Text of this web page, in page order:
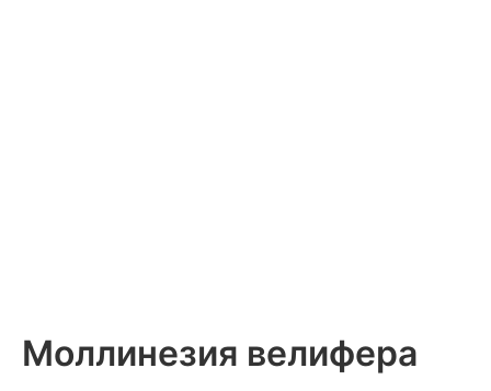
Моллинезия велифера